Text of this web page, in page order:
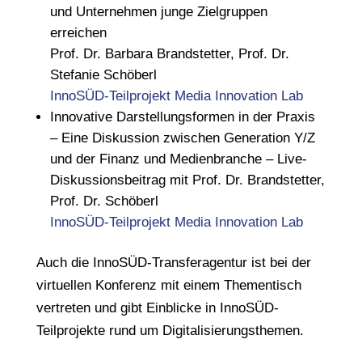
und Unternehmen junge Zielgruppen
erreichen
Prof. Dr. Barbara Brandstetter, Prof. Dr.
Stefanie Schöberl
InnoSÜD-Teilprojekt Media Innovation Lab
Innovative Darstellungsformen in der Praxis
– Eine Diskussion zwischen Generation Y/Z
und der Finanz und Medienbranche – Live-
Diskussionsbeitrag mit Prof. Dr. Brandstetter,
Prof. Dr. Schöberl
InnoSÜD-Teilprojekt Media Innovation Lab
Auch die InnoSÜD-Transferagentur ist bei der
virtuellen Konferenz mit einem Thementisch
vertreten und gibt Einblicke in InnoSÜD-
Teilprojekte rund um Digitalisierungsthemen.